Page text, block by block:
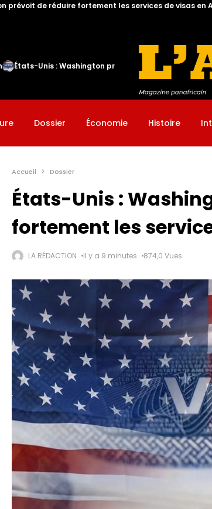
prévoit de réduire fortement les services de visas en
États-Unis : Washington prévoit de réduire
Dossier Économie Histoire
Accueil Dossier
États-Unis :
fortement les
LA RÉDACTION il y a 9 minutes 874,0 Vues